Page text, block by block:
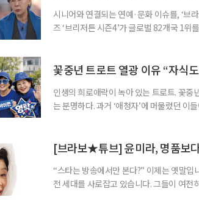
시니어와 연결되는 연예·문화 이슈를, ‘브
즈 ‘브리저튼 시즌4’가 글로벌 82개국 1위
영국을 배경으로, 귀족 가문 브리저튼가 8
꽃중년 트로트 열광 이유 “자식
인생의 희로애락이 녹아 있는 트로트. 꽃중
는 분명하다. 과거 ‘애청자’에 머물렀던 이
어요. 의사도 놀랄 정도라니까요.” 대전에
[브라보★튜브] 윤미라, 명품보다
“스타는 방송에서만 본다?” 이제는 옛말
전 세대를 사로잡고 있습니다. 그들이 여전